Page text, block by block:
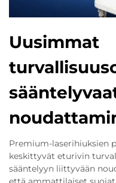
Uusimmat
Premium-laserihiuksien
keskittyvät eturivin
sääntelyyn liittyvään